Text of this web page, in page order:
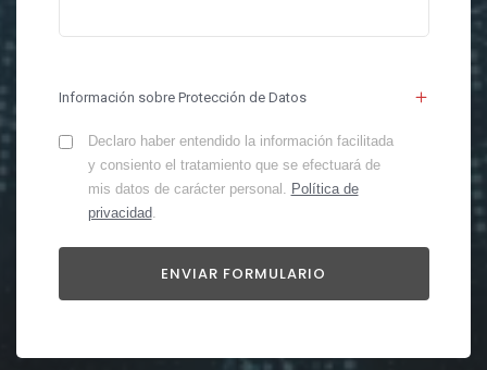
Información sobre Protección de Datos
Declaro haber entendido la información facilitada
y consiento el tratamiento que se efectuará de
mis datos de carácter personal. Política de
privacidad.